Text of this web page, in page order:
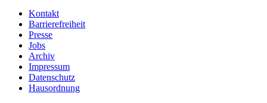
Kontakt
Barrierefreiheit
Presse
Jobs
Archiv
Impressum
Datenschutz
Hausordnung